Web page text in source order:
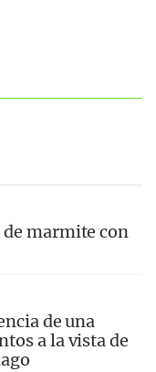
marmite con
de una
a la vista de